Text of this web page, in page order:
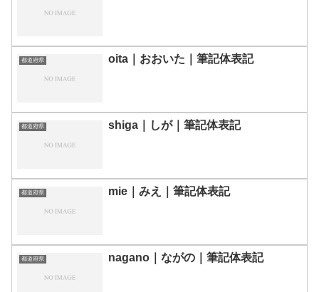
都道府県 oita｜おおいた｜筆記体表記
都道府県 shiga｜しが｜筆記体表記
都道府県 mie｜みえ｜筆記体表記
都道府県 nagano｜ながの｜筆記体表記